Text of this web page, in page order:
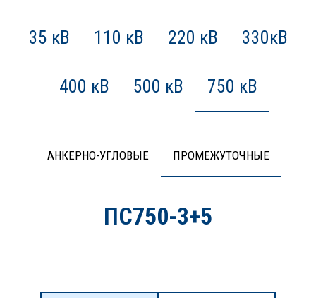
35 кВ 110 кВ 220 кВ 330кВ
400 кВ 500 кВ 750 кВ
АНКЕРНО-УГЛОВЫЕ ПРОМЕЖУТОЧНЫЕ
ПС750-3+5